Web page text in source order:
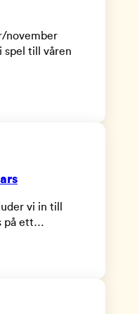
november
spel till våren
vi in till
på ett…